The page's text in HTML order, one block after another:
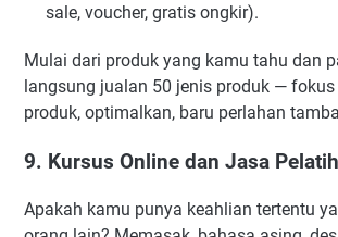
sale, voucher, gratis ongkir).
Mulai dari produk yang kamu tahu dan
langsung jualan 50 jenis produk —
produk, optimalkan, baru perlahan
9. Kursus Online dan Jasa
Apakah kamu punya keahlian tertentu